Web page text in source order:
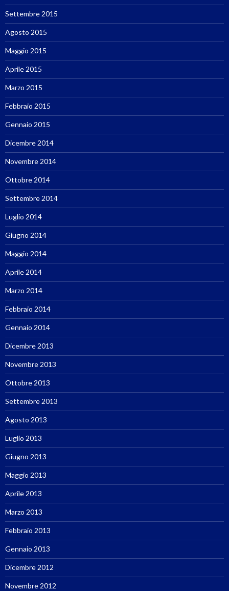
Settembre 2015
Agosto 2015
Maggio 2015
Aprile 2015
Marzo 2015
Febbraio 2015
Gennaio 2015
Dicembre 2014
Novembre 2014
Ottobre 2014
Settembre 2014
Luglio 2014
Giugno 2014
Maggio 2014
Aprile 2014
Marzo 2014
Febbraio 2014
Gennaio 2014
Dicembre 2013
Novembre 2013
Ottobre 2013
Settembre 2013
Agosto 2013
Luglio 2013
Giugno 2013
Maggio 2013
Aprile 2013
Marzo 2013
Febbraio 2013
Gennaio 2013
Dicembre 2012
Novembre 2012